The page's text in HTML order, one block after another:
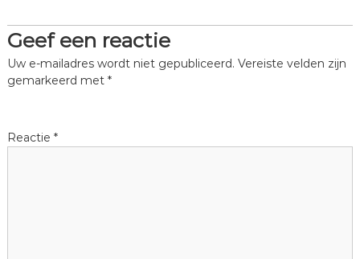
Geef een reactie
Uw e-mailadres wordt niet gepubliceerd. Vereiste velden zijn
gemarkeerd met *
Reactie *